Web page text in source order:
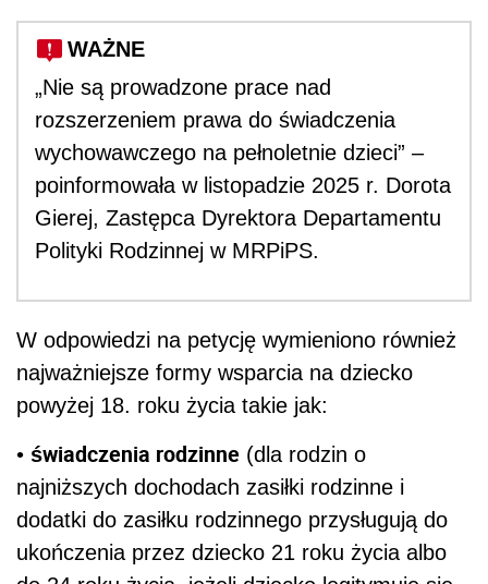
WAŻNE
„Nie są prowadzone prace nad
rozszerzeniem prawa do świadczenia
wychowawczego na pełnoletnie dzieci” –
poinformowała w listopadzie 2025 r. Dorota
Gierej, Zastępca Dyrektora Departamentu
Polityki Rodzinnej w MRPiPS.
W odpowiedzi na petycję wymieniono również
najważniejsze formy wsparcia na dziecko
powyżej 18. roku życia takie jak:
• świadczenia rodzinne (dla rodzin o
najniższych dochodach zasiłki rodzinne i
dodatki do zasiłku rodzinnego przysługują do
ukończenia przez dziecko 21 roku życia albo